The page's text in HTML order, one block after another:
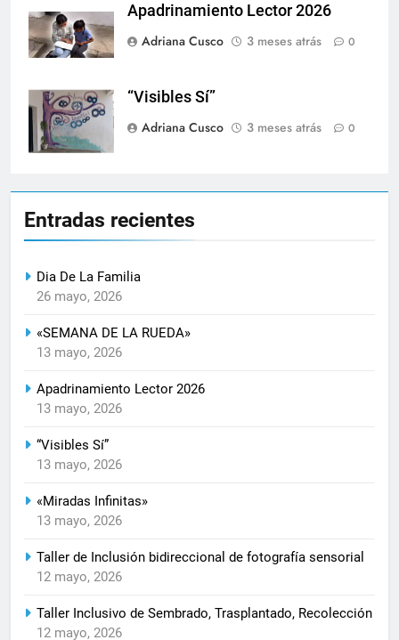
Apadrinamiento Lector 2026
Adriana Cusco
3 meses atrás 0
“Visibles Sí”
Adriana Cusco
3 meses atrás 0
Entradas recientes
Dia De La Familia
26 mayo, 2026
«SEMANA DE LA RUEDA»
13 mayo, 2026
Apadrinamiento Lector 2026
13 mayo, 2026
“Visibles Sí”
13 mayo, 2026
«Miradas Infinitas»
13 mayo, 2026
Taller de Inclusión bidireccional de fotografía sensorial
12 mayo, 2026
Taller Inclusivo de Sembrado, Trasplantado, Recolección
12 mayo, 2026